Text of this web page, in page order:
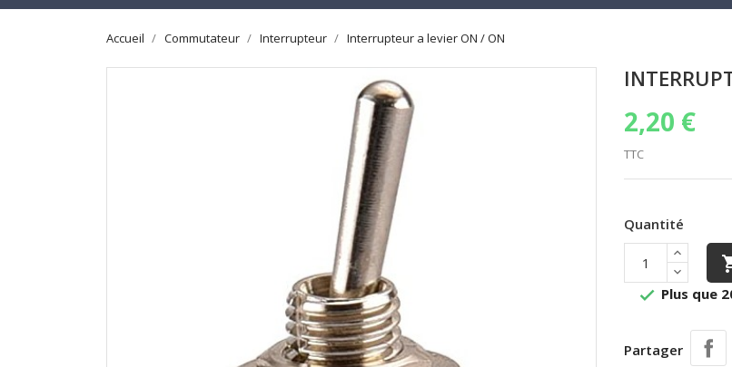
Accueil Commutateur Interrupteur Interrupteur a levier ON / ON
2,20 €
TTC
Quantité
 Plus que
Partager